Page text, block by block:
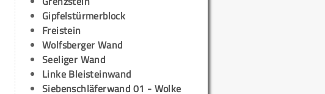
Gipfelstürmerblock
Freistein
Wolfsberger Wand
Seeliger Wand
Linke Bleisteinwand
Siebenschläferwand 01 - Wolke